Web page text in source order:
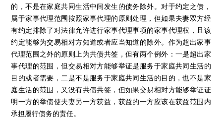
的，不是在家庭共同生活中间发生的债务除外。对于约定之债，
属于家事代理范围按照家事代理的原则处理，但如果夫妻双方经
有约定排除了对法律允许进行家事代理事项的家事代理权，且该
约定能够为交易相对方知道或者应当知道的除外。作为超出家事
代理范围之外的原则上为共债共签，但有两个例外：一是超出家
事代理的范围，但交易相对方能够举证是服务于家庭共同生活的
目的或者需要，二是不是服务于家庭共同生活的目的，也不是家
庭生活的范围，又没有共债共签，但如果交易相对方能够举证证
明一方的举债使夫妻另一方获益，获益的一方应该在获益范围内
承担履行债务的责任。